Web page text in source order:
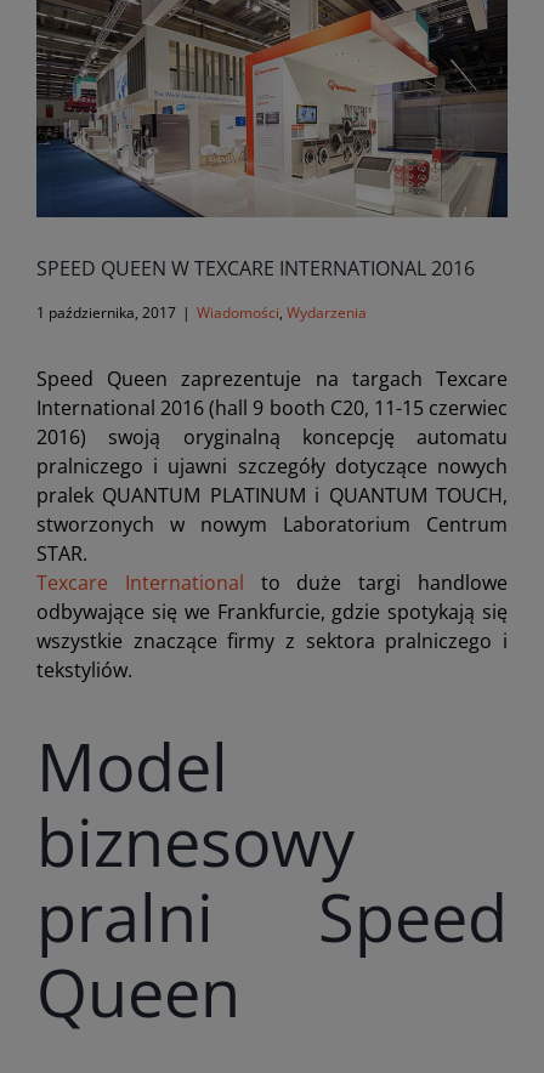
SPEED QUEEN W TEXCARE INTERNATIONAL 2016
1 października, 2017 | Wiadomości, Wydarzenia
Speed Queen zaprezentuje na targach Texcare
International 2016 (hall 9 booth C20, 11-15 czerwiec
2016) swoją oryginalną koncepcję automatu
pralniczego i ujawni szczegóły dotyczące nowych
pralek QUANTUM PLATINUM i QUANTUM TOUCH,
stworzonych w nowym Laboratorium Centrum
STAR.
Texcare International to duże targi handlowe
odbywające się we Frankfurcie, gdzie spotykają się
wszystkie znaczące firmy z sektora pralniczego i
tekstyliów.
Model
biznesowy
pralni Speed
Queen